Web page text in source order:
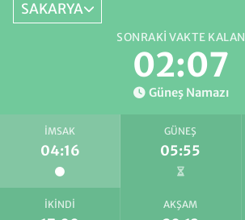
SAKARYA
SONRAKI VAKTE KALAN
02:07
Güneş Namazı
İMSAK
04:16
GÜNEŞ
05:55
İKINDI AKŞAM